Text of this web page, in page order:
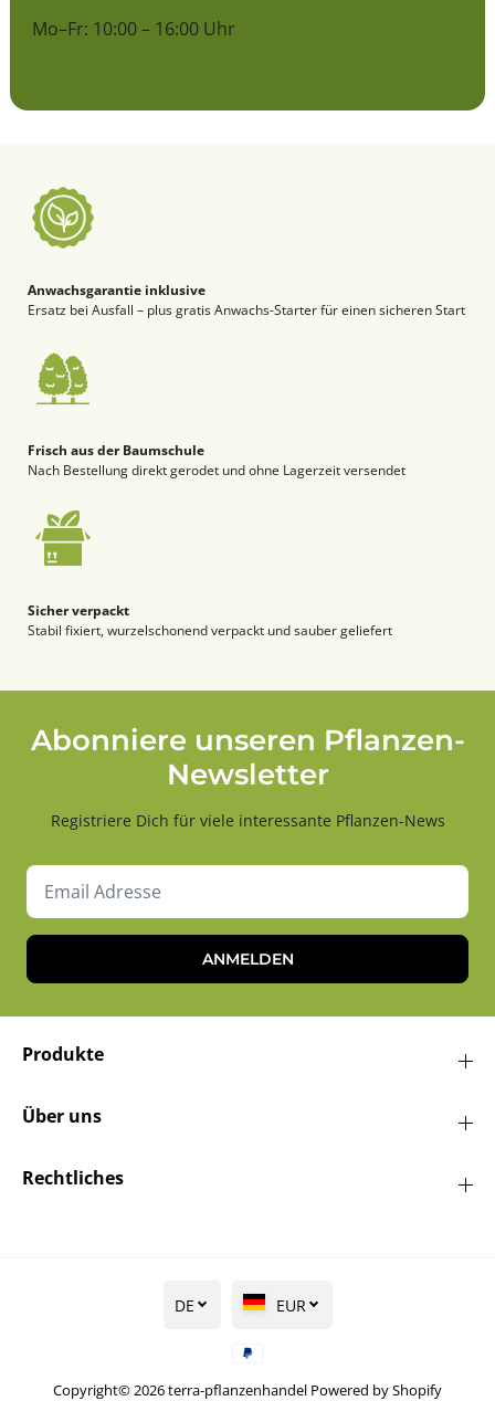
Mo–Fr: 10:00 – 16:00 Uhr
Anwachsgarantie inklusive
Ersatz bei Ausfall – plus gratis Anwachs-Starter für einen sicheren Start
Frisch aus der Baumschule
Nach Bestellung direkt gerodet und ohne Lagerzeit versendet
Sicher verpackt
Stabil fixiert, wurzelschonend verpackt und sauber geliefert
Abonniere unseren Pflanzen-
Newsletter
Registriere Dich für viele interessante Pflanzen-News
ANMELDEN
Produkte
Über uns
Rechtliches
Copyright© 2026terra-pflanzenhandel Powered by Shopify
DE EUR